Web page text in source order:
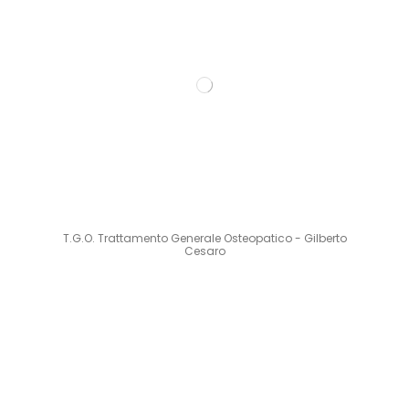
T.G.O. Trattamento Generale Osteopatico - Gilberto
Cesaro